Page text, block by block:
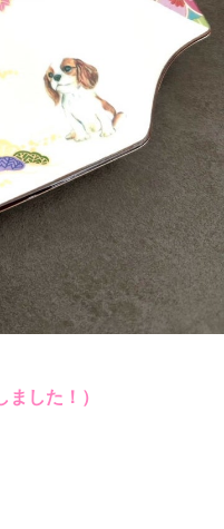
ました！）